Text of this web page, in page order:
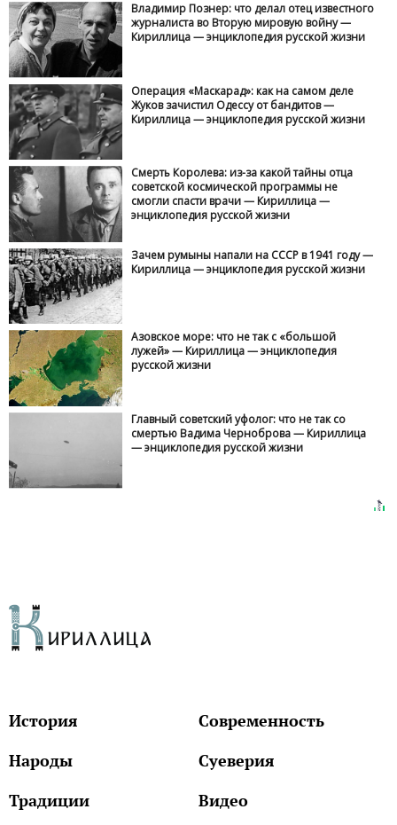
Владимир Познер: что делал отец известного
журналиста во Вторую мировую войну —
Кириллица — энциклопедия русской жизни
Операция «Маскарад»: как на самом деле
Жуков зачистил Одессу от бандитов —
Кириллица — энциклопедия русской жизни
Смерть Королева: из-за какой тайны отца
советской космической программы не
смогли спасти врачи — Кириллица —
энциклопедия русской жизни
Зачем румыны напали на СССР в 1941 году —
Кириллица — энциклопедия русской жизни
Азовское море: что не так с «большой
лужей» — Кириллица — энциклопедия
русской жизни
Главный советский уфолог: что не так со
смертью Вадима Черноброва — Кириллица
— энциклопедия русской жизни
История
Современность
Народы
Суеверия
Традиции
Видео